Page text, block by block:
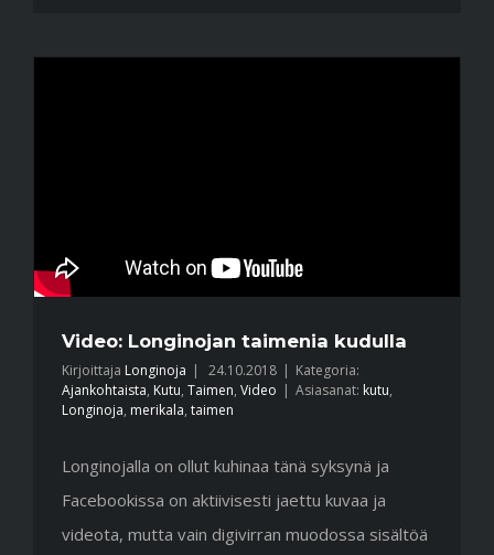
Video: Longinojan taimenia kudulla
Kirjoittaja Longinoja | 24.10.2018 | Kategoria:
Ajankohtaista, Kutu, Taimen, Video | Asiasanat: kutu,
Longinoja, merikala, taimen
Longinojalla on ollut kuhinaa tänä syksynä ja
Facebookissa on aktiivisesti jaettu kuvaa ja
videota, mutta vain digivirran muodossa sisältöä